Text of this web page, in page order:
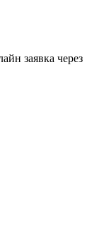
заявка через